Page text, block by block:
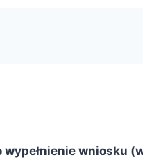
wypełnienie wniosku